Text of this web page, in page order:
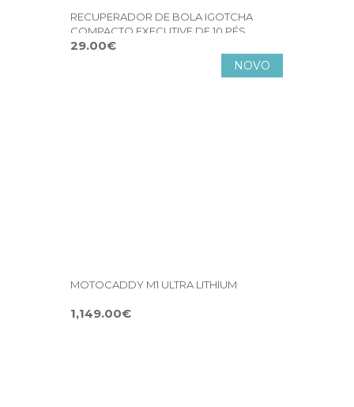
RECUPERADOR DE BOLA IGOTCHA
COMPACTO EXECUTIVE DE 10 PÉS
29.00€
NOVO
MOTOCADDY M1 ULTRA LITHIUM
1,149.00€